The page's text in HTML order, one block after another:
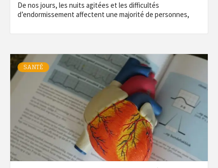
De nos jours, les nuits agitées et les difficultés
d’endormissement affectent une majorité de personnes,
SANTÉ